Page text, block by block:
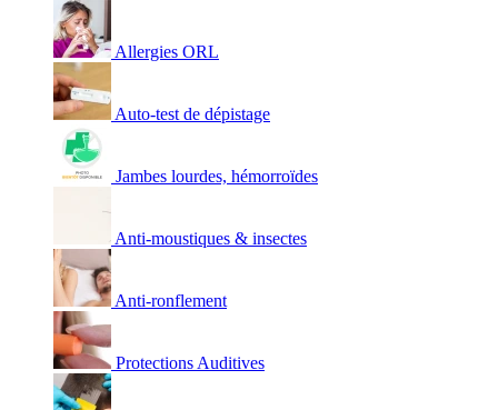
Allergies ORL
Auto-test de dépistage
Jambes lourdes, hémorroïdes
Anti-moustiques & insectes
Anti-ronflement
Protections Auditives